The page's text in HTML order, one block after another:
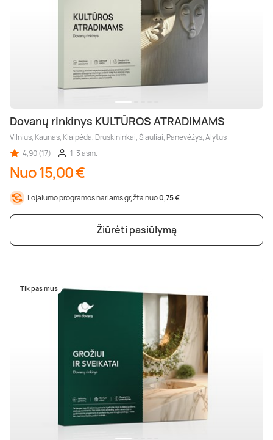
Dovanų rinkinys KULTŪROS ATRADIMAMS
Vilnius, Kaunas, Klaipėda, Druskininkai, Šiauliai, Panevėžys, Alytus
4,90 (17)
1-3 asm.
Nuo 15,00 €
Lojalumo programos nariams grįžta nuo0,75 €
Žiūrėti pasiūlymą
Tik pas mus